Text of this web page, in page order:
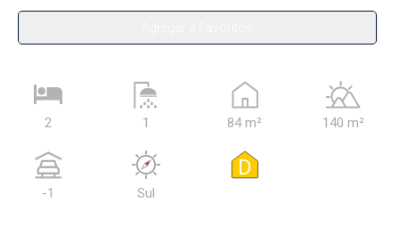
2 1 84 m² 140 m²
-1 Sul
D